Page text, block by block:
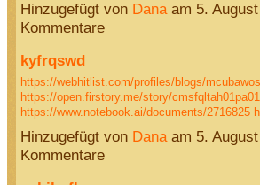
Hinzugefügt von Danaam 5.
Kommentare
kyfrqswd
https://webhitlist.com/profiles/blogs/mcubawos
https://open.firstory.me/story/
https://www.notebook.ai/documents/2716825
Hinzugefügt von Danaam 5.
Kommentare